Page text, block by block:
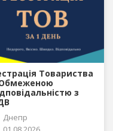
Товариства
з
Днепр